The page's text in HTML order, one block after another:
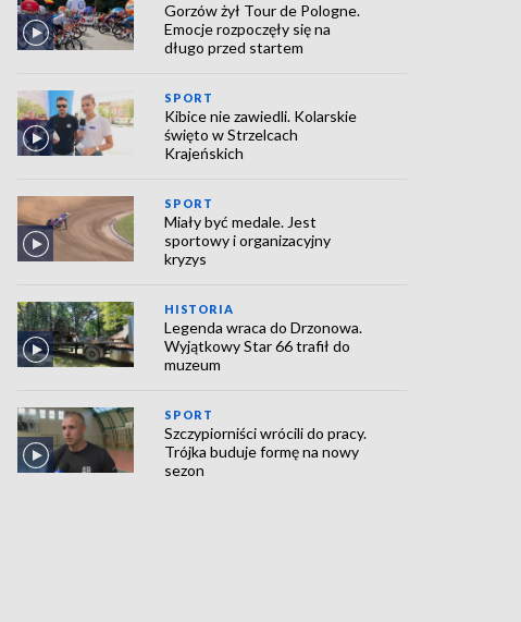
Gorzów żył Tour de Pologne.
Emocje rozpoczęły się na
długo przed startem
SPORT
Kibice nie zawiedli. Kolarskie
święto w Strzelcach
Krajeńskich
SPORT
Miały być medale. Jest
sportowy i organizacyjny
kryzys
HISTORIA
Legenda wraca do Drzonowa.
Wyjątkowy Star 66 trafił do
muzeum
SPORT
Szczypiorniści wrócili do pracy.
Trójka buduje formę na nowy
sezon